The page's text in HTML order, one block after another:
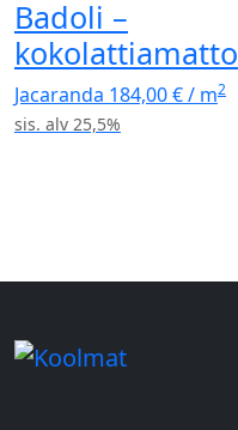
Badoli –
kokolattiamatto
Jacaranda 184,00€/ m2
sis. alv 25,5%